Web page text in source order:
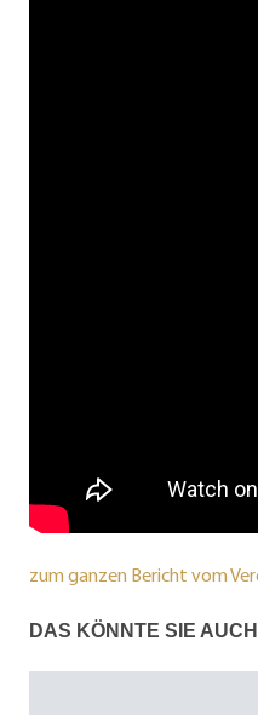
zum ganzen Bericht vom
DAS KÖNNTE SIE